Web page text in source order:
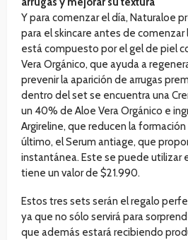
Y para comenzar el día, Naturaloe
para el skincare antes de comenzar
está compuesto por el gel de piel
Vera Orgánico, que ayuda a
prevenir la aparición de arrugas
dentro del set se encuentra una
un 40% de Aloe Vera Orgánico e
Argireline, que reducen la formación
último, el Serum antiage, que
instantánea. Este se puede
tiene un valor de $21.990.
Estos tres sets serán el regalo
ya que no sólo servirá para
que además estará recibiendo